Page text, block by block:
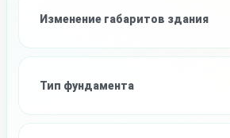
Изменение габаритов здания
Тип фундамента